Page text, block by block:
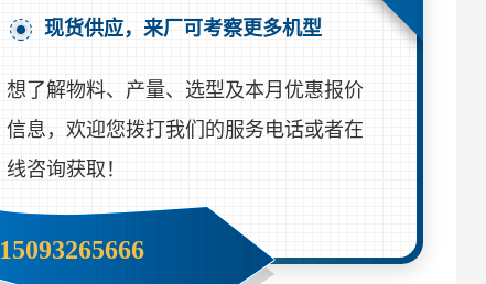
现货供应，来厂可考察更多机型
想了解物料、产量、选型及本月优惠报价
信息，欢迎您拨打我们的服务电话或者在
线咨询获取！
15093265666